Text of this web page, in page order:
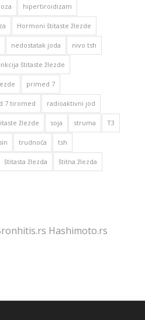
hipertiroidizam
Hormoni štitaste žlezde
nedostatak joda nivo tsh
štitaste žlezde
primed 7
7 tiromed radioaktivni jod
žlezde soja struma T3
trudnoća tsh
štitasta žlezda štitna žlezda
Hashimoto.rs